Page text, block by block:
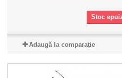
Stoc
Adaugă la comparație